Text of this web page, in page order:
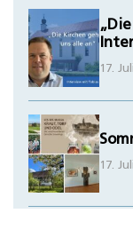
17.
17.